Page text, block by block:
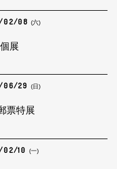
02/08 (六)
展
06/29 (日)
票特展
02/10 (一)